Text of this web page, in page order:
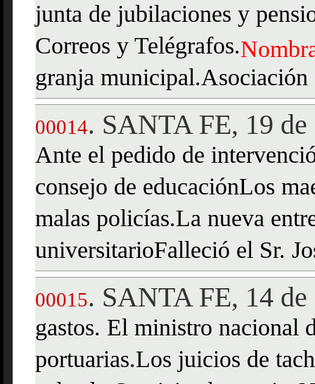
junta de jubilaciones y
Correos y Telégrafos.
granja
00014. SANTA FE, 19 de
Ante el pedido de
consejo de educaciónLos
malas policías.La nueva
universitarioFalleció el Sr.
00015. SANTA FE, 14
gastos. El ministro nacional
portuarias.Los juicios de